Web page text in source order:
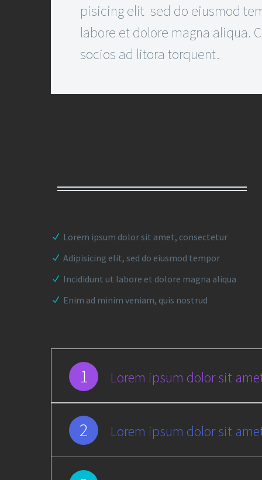
pisicing elit sed do eiusmod
labore et dolore magna aliqua.
socios ad litora torquent.
Lorem ipsum dolor sit amet, consectetur
Adipisicing elit, sed do eiusmod tempor
Incididunt ut labore et dolore magna aliqua
Enim ad minim veniam, quis nostrud
1 Lorem ipsum dolor sit
2 Lorem ipsum dolor sit